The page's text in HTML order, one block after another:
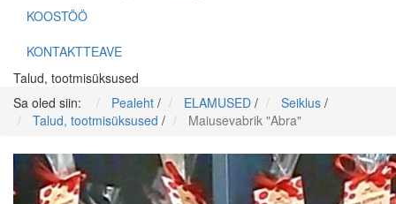
KOOSTÖÖ
KONTAKTTEAVE
Talud, tootmisüksused
Sa oled siin:
Pealeht / ELAMUSED / Seiklus /
Talud, tootmisüksused / Maiusevabrik "Abra"